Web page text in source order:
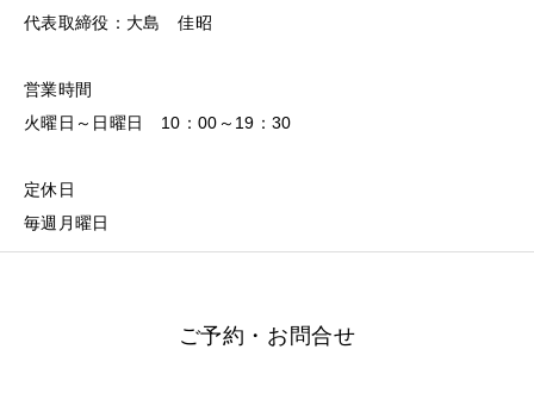
代表取締役：大島 佳昭
営業時間
火曜日～日曜日 10：00～19：30
定休日
毎週月曜日
ご予約・お問合せ